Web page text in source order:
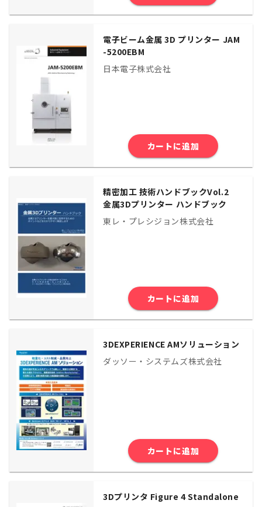
電子ビーム金属 3D プリンター JAM
-5200EBM
日本電子株式会社
カートに追加
精密加⼯ 技術ハンドブックVol.2
⾦属3Dプリンター ハンドブック
東レ・プレシジョン株式会社
カートに追加
3DEXPERIENCE AMソリューション
ダッソー・システムズ株式会社
カートに追加
3Dプリンタ Figure 4 Standalone